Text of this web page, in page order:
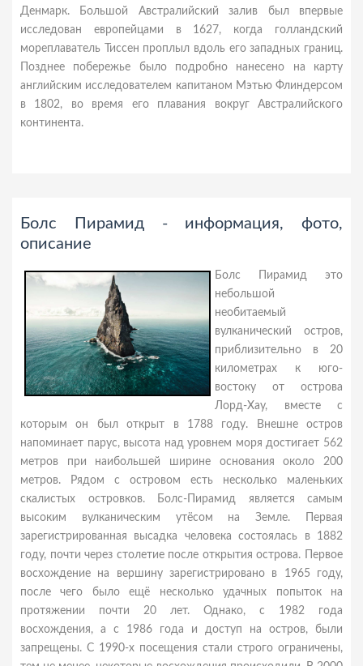
Денмарк. Большой Австралийский залив был впервые
исследован европейцами в 1627, когда голландский
мореплаватель Тиссен проплыл вдоль его западных границ.
Позднее побережье было подробно нанесено на карту
английским исследователем капитаном Мэтью Флиндерсом
в 1802, во время его плавания вокруг Австралийского
континента.
Болс Пирамид - информация, фото,
описание
Болс Пирамид это
небольшой
необитаемый
вулканический остров,
приблизительно в 20
километрах к юго-
востоку от острова
Лорд-Хау, вместе с
которым он был открыт в 1788 году. Внешне остров
напоминает парус, высота над уровнем моря достигает 562
метров при наибольшей ширине основания около 200
метров. Рядом с островом есть несколько маленьких
скалистых островков. Болс-Пирамид является самым
высоким вулканическим утёсом на Земле. Первая
зарегистрированная высадка человека состоялась в 1882
году, почти через столетие после открытия острова. Первое
восхождение на вершину зарегистрировано в 1965 году,
после чего было ещё несколько удачных попыток на
протяжении почти 20 лет. Однако, с 1982 года
восхождения, а с 1986 года и доступ на остров, были
запрещены. С 1990-х посещения стали строго ограничены,